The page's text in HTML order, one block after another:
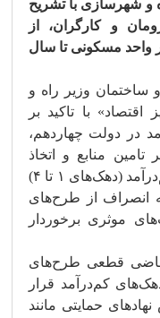
شهرسازی با تشریح
و کارگران، از
برای ساخت ۴۰۰ هزار واحد مسکونی تا سال
ساختمان وزیر راه و
با تاکید بر
در دولت چهاردهم،
منابع و اتخاذ
سیاست‌های هدفمند است تا افراد کم‌درآمد (دهک‌های ۱ تا ۴)
انصراف از طرح‌های
موثری برخوردار
۸۵۰ هزار متقاضی قطعی طرح‌های
نفر در دهک‌های کم‌درآمد قرار
حمایتی مانند